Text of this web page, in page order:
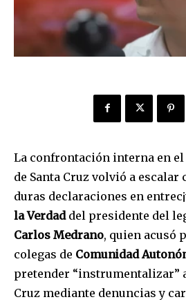
La confrontación interna en
de Santa Cruz volvió a escalar
duras declaraciones en
la Verdaddel presidente del
Carlos Medrano, quien acusó
colegas de Comunidad
pretender “instrumentalizar”
Cruz mediante denuncias y